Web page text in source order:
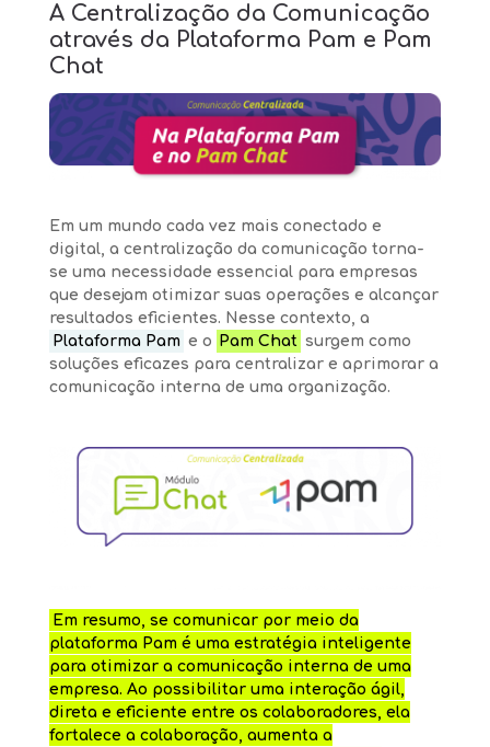
A Centralização da Comunicação
através da Plataforma Pam e Pam
Chat
Em um mundo cada vez mais conectado e
digital, a centralização da comunicação torna-
se uma necessidade essencial para empresas
que desejam otimizar suas operações e alcançar
resultados eficientes. Nesse contexto, a
Plataforma Pam e o Pam Chat surgem como
soluções eficazes para centralizar e aprimorar a
comunicação interna de uma organização.
Em resumo, se comunicar por meio da
plataforma Pam é uma estratégia inteligente
para otimizar a comunicação interna de uma
empresa. Ao possibilitar uma interação ágil,
direta e eficiente entre os colaboradores, ela
fortalece a colaboração, aumenta a